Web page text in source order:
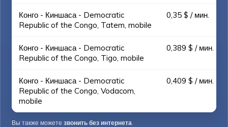
Конго - Киншаса - Democratic
Republic of the Congo, Tatem, mobile
0,35 $ / мин.
Конго - Киншаса - Democratic
Republic of the Congo, Tigo, mobile
0,389 $ / мин.
Конго - Киншаса - Democratic
Republic of the Congo, Vodacom,
mobile
0,409 $ / мин.
Вы также можете звонить без интернета.